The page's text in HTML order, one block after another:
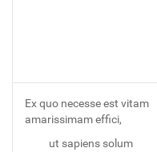
Ex quo necesse est vitam
amarissimam effici,
ut sapiens solum